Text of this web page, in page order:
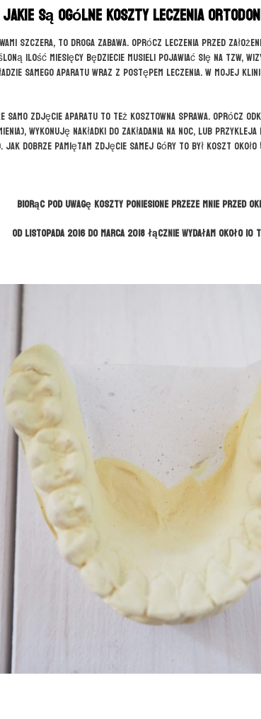
Jakie są ogólne koszty leczenia
szczera, to droga zabawa. Oprócz leczenia przed
ilość miesięcy będziecie musieli pojawiać się na tzw,
samego aparatu wraz z postępem leczenia. W mojej
samo zdjęcie aparatu to też kosztowna sprawa. Oprócz
wykonuję nakładki do zakładania na noc, lub
dobrze pamiętam zdjęcie samej góry to był koszt około
Biorąc pod uwagę koszty poniesione przeze mnie przed
od listopada 2016 do marca 2018 łącznie wydałam około